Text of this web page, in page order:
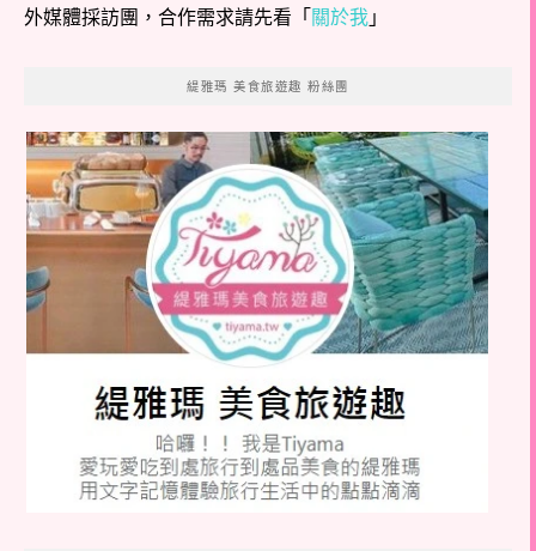
外媒體採訪團，合作需求請先看「關於我」
緹雅瑪 美食旅遊趣 粉絲團